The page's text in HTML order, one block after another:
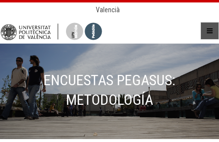
Valencià
ENCUESTAS PEGASUS:
METODOLOGÍA